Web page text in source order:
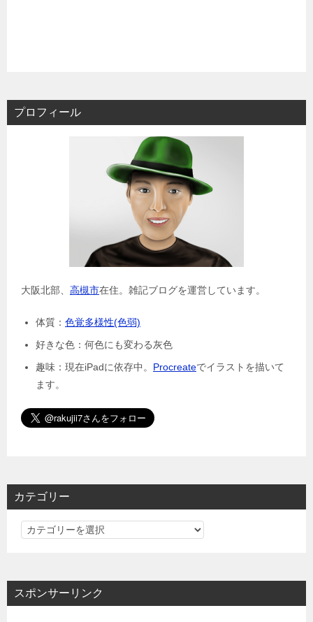
プロフィール
大阪北部、 高槻市在住。雑記ブログを運営しています。
体質： 色覚多様性(色弱)
好きな色：何色にも変わる灰色
趣味：現在iPadに依存中。 Procreateでイラストを描いて
ます。
カテゴリー
カ
リ
ー
スポンサーリンク